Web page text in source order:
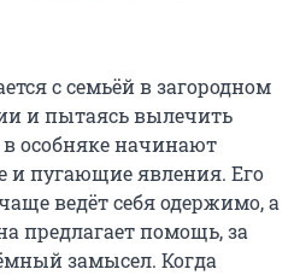
с семьёй в загородном
и пытаясь вылечить
особняке начинают
и пугающие явления. Его
ведёт себя одержимо, а
предлагает помощь, за
замысел. Когда